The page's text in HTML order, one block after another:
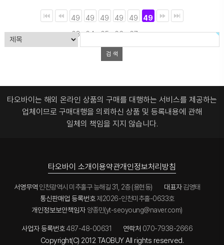
49
03
49
04
49
05
49
06
49
07
49
08
타오바이는 해외 온라인 상품의 구매를 대행하는 서비스를 제공하는
업체이므로 구매대행을 의뢰하신 상품 및 등록내용에 관해
일체의 책임을 지지 않습니다.
타오바이 소개이용약관개인정보처리방침
서영무역 인천광역시 미추홀구 능해길 31, 2층 (용현동) 대표자김영태
통신판매업 등록번호제2026-인천미추홀-0633호
개인정보보안책임자 양종민(yt-seoyoung@naver.com)
사업자 등록번호487-48-00631 연락처 070-7938-2666
Copyright(C) 2012 TAOBUY All rights reserved.